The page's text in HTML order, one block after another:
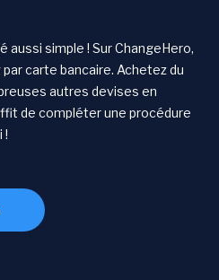
aussi simple ! Sur ChangeHero,
carte bancaire. Achetez du
autres devises en
de compléter une procédure
!